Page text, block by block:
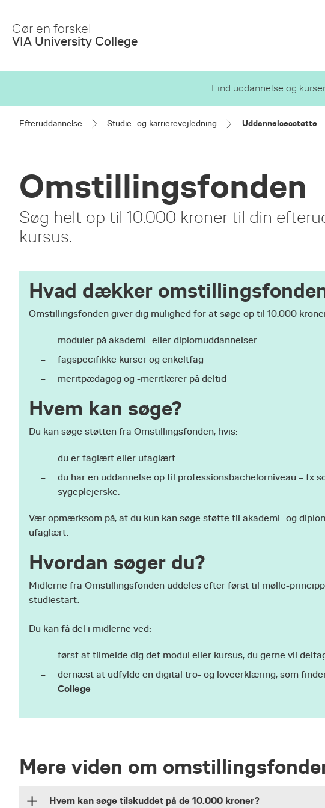
Main
Content
Gør en forskel
VIA University College
Find uddannelse og kurser
Efteruddannelse Studie- og karrierevejledning Uddannelsesstøtte
Omstillingsfonden
Søg helt op til 10.000 kroner til din
kursus.
Hvad dækker
Omstillingsfonden giver dig mulighed for at søge op til 10.000
moduler på akademi- eller diplomuddannelser
fagspecifikke kurser og enkeltfag
meritpædagog og -meritlærer på deltid
Hvem kan søge?
Du kan søge støtten fra Omstillingsfonden, hvis:
du er faglært eller ufaglært
du har en uddannelse op til professionsbachelorniveau – fx
sygeplejerske.
Vær opmærksom på, at du kun kan søge støtte til akademi- og
ufaglært.
Hvordan søger du?
Midlerne fra Omstillingsfonden uddeles efter først til mølle-
studiestart.
Du kan få del i midlerne ved:
først at tilmelde dig det modul eller kursus, du gerne vil
dernæst at udfylde en digital tro- og loveerklæring, som
College
Mere viden om
Hvem kan søge tilskuddet på de 10.000 kroner?